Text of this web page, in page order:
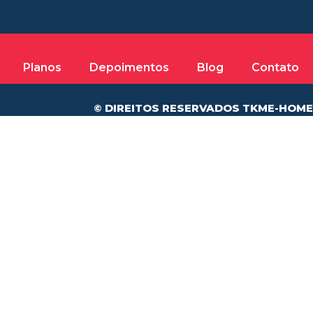
Planos Depoimentos Blog Contato
© DIREITOS RESERVADOS TKME-HOME